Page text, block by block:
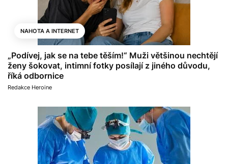
NAHOTA A INTERNET
„Podívej, jak se na tebe těším!“ Muži většinou nechtějí
ženy šokovat, intimní fotky posílají z jiného důvodu,
říká odbornice
Redakce Heroine